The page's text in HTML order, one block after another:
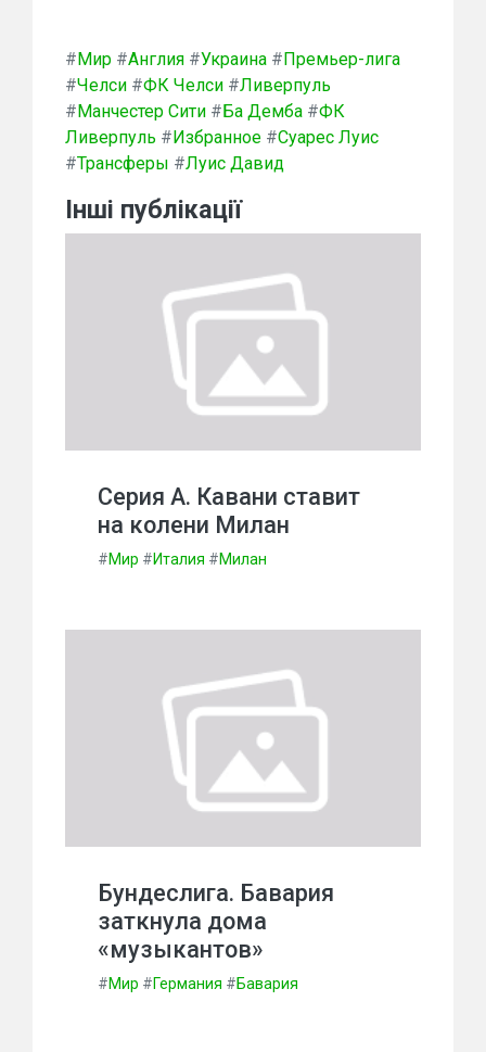
#Мир #Англия #Украина #Премьер-лига
#Челси #ФК Челси #Ливерпуль
#Манчестер Сити #Ба Демба #ФК
Ливерпуль #Избранное #Суарес Луис
#Трансферы #Луис Давид
Інші публікації
Серия А. Кавани ставит
на колени Милан
#Мир #Италия #Милан
Бундеслига. Бавария
заткнула дома
«музыкантов»
#Мир #Германия #Бавария